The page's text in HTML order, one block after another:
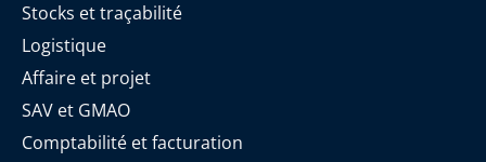
Stocks et traçabilité
Logistique
Affaire et projet
SAV et GMAO
Comptabilité et facturation